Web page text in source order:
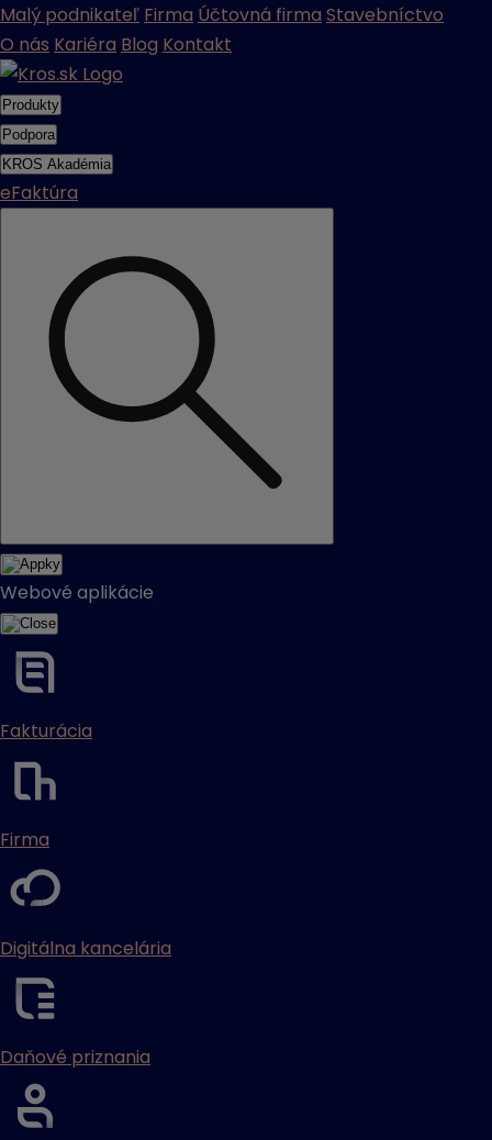
Malý podnikateľ Firma Účtovná firma Stavebníctvo
O nás Kariéra Blog Kontakt
Produkty
Podpora
KROS Akadémia
eFaktúra
Webové aplikácie
Fakturácia
Firma
Digitálna kancelária
Daňové priznania